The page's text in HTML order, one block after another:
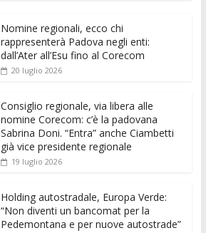
l s
A
p
p
ss
e
n
er
di
t
k
e
dI
di
vi
Nomine regionali, ecco chi
rappresenterà Padova negli enti:
dall’Ater all’Esu fino al Corecom
20 luglio 2026
Consiglio regionale, via libera alle
nomine Corecom: c’è la padovana
Sabrina Doni. “Entra” anche Ciambetti
già vice presidente regionale
19 luglio 2026
Holding autostradale, Europa Verde:
“Non diventi un bancomat per la
Pedemontana e per nuove autostrade”